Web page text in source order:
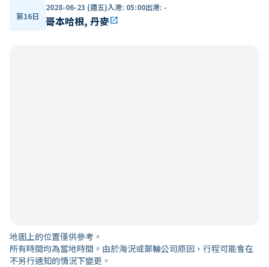
第16日
2028-06-23 (週五)入港: 05:00出港: -
哥本哈根, 丹麥open_in_new
地圖上的位置僅供參考。
所有時間均為當地時間。由於海況或郵輪公司原因，行程可能會在
不另行通知的情況下變更。